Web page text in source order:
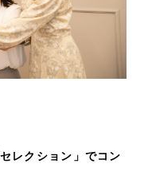
レクション」でコン